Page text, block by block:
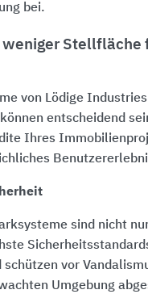
bei.
Stellfläche
von Lödige
entscheidend
Ihres
sind nicht
schützen vor
Umgebung